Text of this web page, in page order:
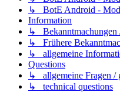
↳ BotE Android -
Information
↳ Bekanntmachungen
↳ Frühere
↳ allgemeine
Questions
↳ allgemeine Fragen /
↳ technical questions